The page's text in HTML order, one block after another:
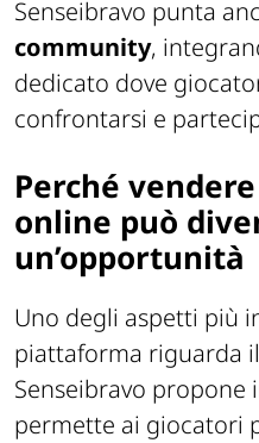
Senseibravo punta
community,
dedicato dove
confrontarsi e
Perché
online può
un’opportunità
Uno degli aspetti più
piattaforma riguarda il
Senseibravo
permette ai giocatori